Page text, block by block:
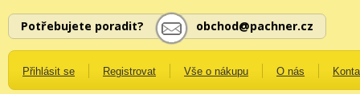
Přihlásit se Registrovat Vše o nákupu O nás
Potřebujete poradit? obchod@pachner.cz